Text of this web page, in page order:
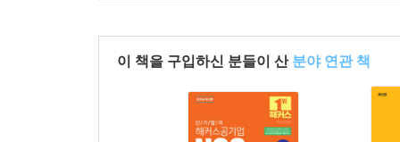
이 책을 구입하신 분들이 산 분야 연관 책